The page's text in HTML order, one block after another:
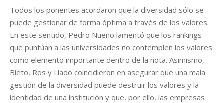
Todos los ponentes acordaron que la diversidad sólo se
puede gestionar de forma óptima a través de los valores.
En este sentido, Pedro Nueno lamentó que los rankings
que puntúan a las universidades no contemplen los valores
como elemento importante dentro de la nota. Asimismo,
Bieto, Ros y Lladó coincidieron en asegurar que una mala
gestión de la diversidad puede destruir los valores y la
identidad de una institución y que, por ello, las empresas